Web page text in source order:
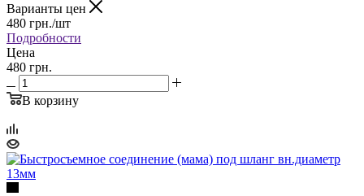
Варианты цен
480 грн./шт
Подробности
Цена
480 грн.
В корзину